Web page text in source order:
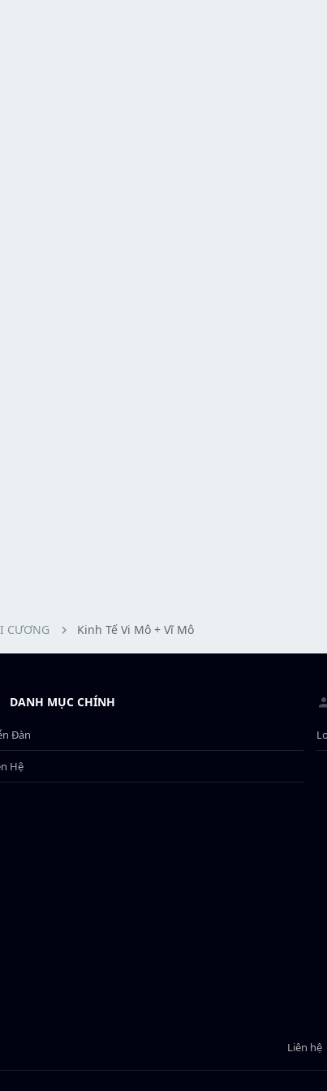
CƯƠNG Kinh Tế Vi Mô + Vĩ Mô
DANH MỤC CHÍNH
Đàn
Hệ
Liên hệ